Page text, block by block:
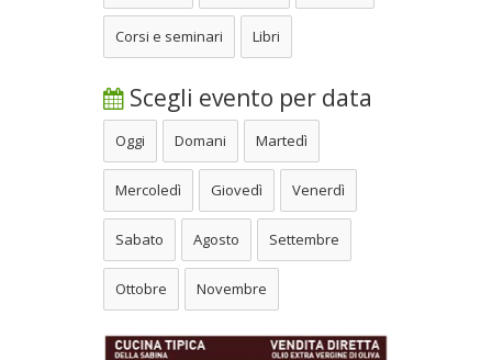
Corsi e seminari Libri
Scegli evento per data
Oggi Domani Martedì
Mercoledì Giovedì Venerdì
Sabato Agosto Settembre
Ottobre Novembre